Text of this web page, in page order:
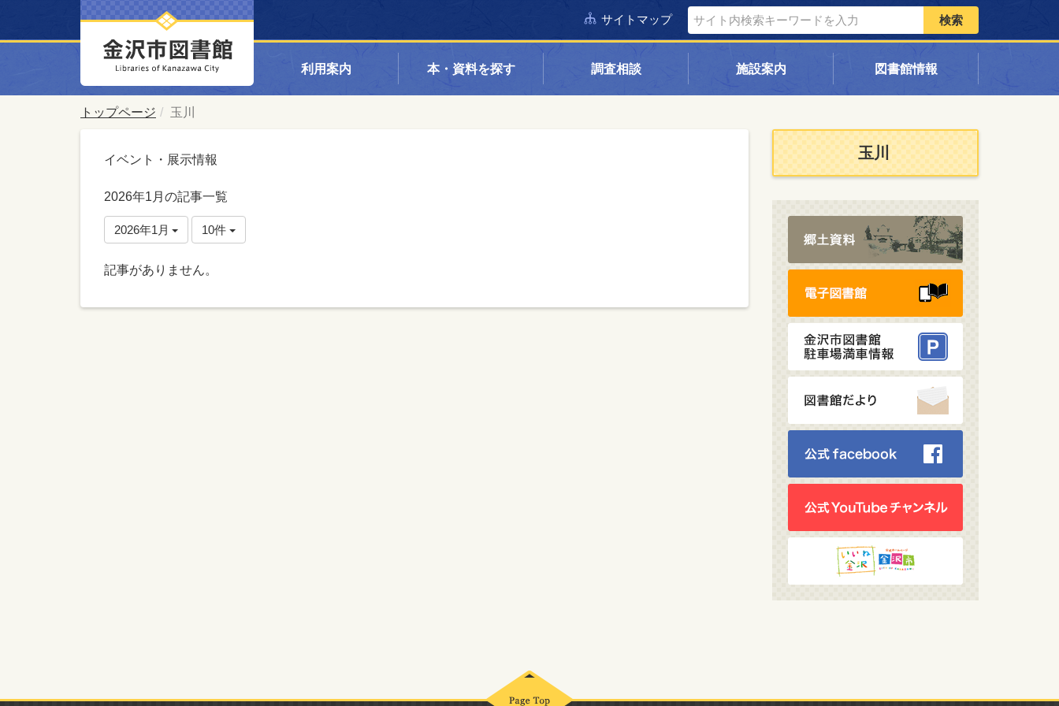
サイトマップ 検索
利用案内 本・資料を探す 調査相談 施設案内 図書館情報
トップページ 玉川
イベント・展示情報
2026年1月の記事一覧
2026年1月 10件
記事がありません。
玉川